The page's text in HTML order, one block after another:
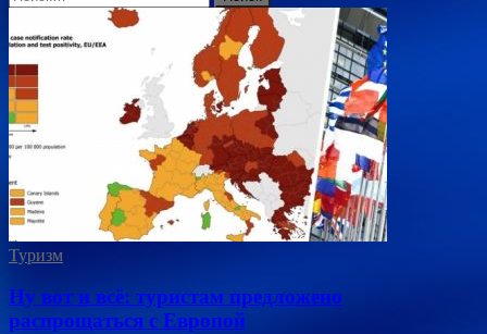
Туризм
Ну вот и всё: туристам предложено
распрощаться с Европой